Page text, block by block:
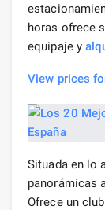
horas ofrece
equipaje y
View prices
Situada en lo
panorámicas
Ofrece un